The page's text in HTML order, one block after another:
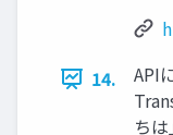
14.
API
ち